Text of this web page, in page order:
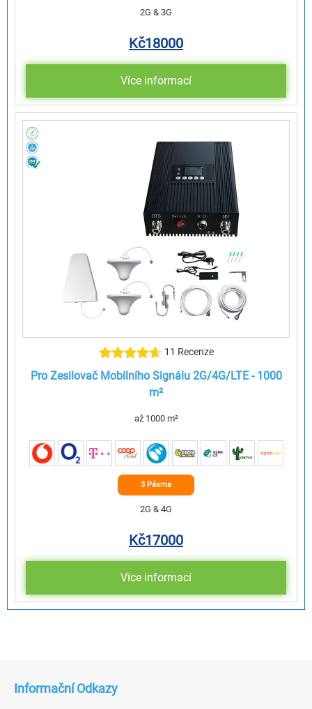
2G & 3G
Kč18000
Více informací
11 Recenze
Pro Zesilovač Mobilního Signálu 2G/4G/LTE - 1000
m²
až 1000 m²
3 Pásma
2G & 4G
Kč17000
Více informací
Informační Odkazy